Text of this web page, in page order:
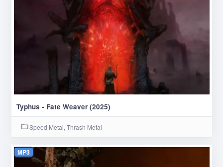
Typhus - Fate Weaver (2025)
Speed Metal, Thrash Metal
MP3